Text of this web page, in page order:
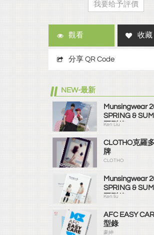
我要给予評價
觀看 收藏
分享 QR Code
NEW-最新
Munsingwear
SPRING &
夏型錄
Ken Liu
CLOTHO克羅
牌
CLOTHO
Munsingwear
SPRING &
夏型錄
Ken liu
AFC EASY
型錄
豪紳